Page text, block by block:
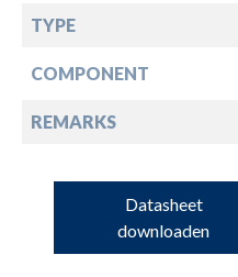
TYPE
COMPONENT
REMARKS
Datasheet
downloaden